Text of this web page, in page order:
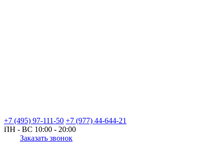
+7 (495) 97-111-50 +7 (977) 44-644-21
ПН - ВС 10:00 - 20:00
Заказать звонок